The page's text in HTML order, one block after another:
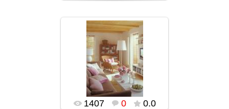
05.01.2016
popularsge
1407 0 0.0